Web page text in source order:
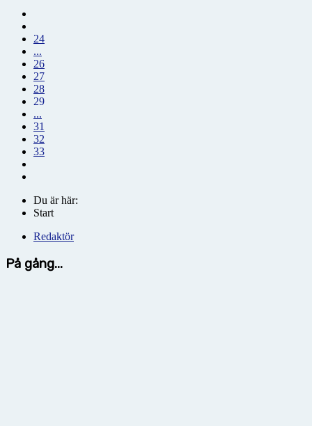
24
...
26
27
28
29
...
31
32
33
Du är här:
Start
Redaktör
På gång...